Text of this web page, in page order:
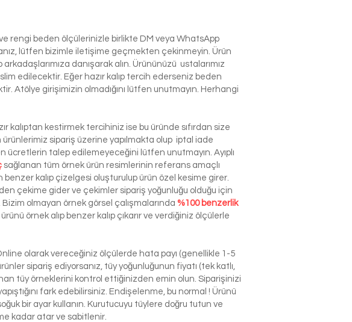
rengi beden ölçülerinizle birlikte DM veya WhatsApp
lütfen bizimle iletişime geçmekten çekinmeyin. Ürün
danışarak alın. Ürününüzü ustalarımız
edilecektir. Eğer hazır kalıp tercih ederseniz beden
Atölye girişimizin olmadığını lütfen unutmayın. Herhangi
kalıptan kestirmek tercihiniz ise bu üründe sıfırdan size
ürünlerimiz sipariş üzerine yapılmakta olup iptal iade
talep edilemeyeceğini lütfen unutmayın. Ayıplı
sağlanan tüm örnek ürün resimlerinin referans amaçlı
benzer kalıp çizelgesi oluşturulup ürün özel kesime girer.
çekime gider ve çekimler sipariş yoğunluğu olduğu için
olmayan örnek görsel çalışmalarında %100 benzerlik
örnek alıp benzer kalıp çıkarır ve verdiğiniz ölçülerle
olarak vereceğiniz ölçülerde hata payı (genellikle 1-5
sipariş ediyorsanız, tüy yoğunluğunun fiyatı (tek katlı,
tüy örneklerini kontrol ettiğinizden emin olun. Siparişinizi
fark edebilirsiniz. Endişelenme, bu normal ! Ürünü
bir ayar kullanın. Kurutucuyu tüylere doğru tutun ve
kadar atar ve sabitlenir.